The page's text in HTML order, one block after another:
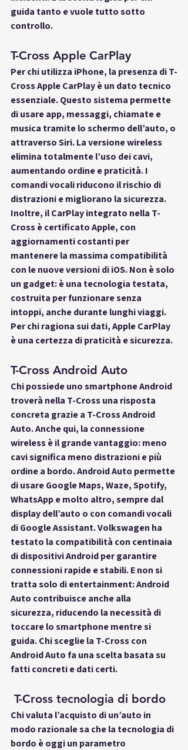
guida tanto e vuole tutto sotto
controllo.
T-Cross Apple CarPlay
Per chi utilizza iPhone, la presenza di T-
Cross Apple CarPlay è un dato tecnico
essenziale. Questo sistema permette
di usare app, messaggi, chiamate e
musica tramite lo schermo dell’auto, o
attraverso Siri. La versione wireless
elimina totalmente l’uso dei cavi,
aumentando ordine e praticità. I
comandi vocali riducono il rischio di
distrazioni e migliorano la sicurezza.
Inoltre, il CarPlay integrato nella T-
Cross è certificato Apple, con
aggiornamenti costanti per
mantenere la massima compatibilità
con le nuove versioni di iOS. Non è solo
un gadget: è una tecnologia testata,
costruita per funzionare senza
intoppi, anche durante lunghi viaggi.
Per chi ragiona sui dati, Apple CarPlay
è una certezza di praticità e sicurezza.
T-Cross Android Auto
Chi possiede uno smartphone Android
troverà nella T-Cross una risposta
concreta grazie a T-Cross Android
Auto. Anche qui, la connessione
wireless è il grande vantaggio: meno
cavi significa meno distrazioni e più
ordine a bordo. Android Auto permette
di usare Google Maps, Waze, Spotify,
WhatsApp e molto altro, sempre dal
display dell’auto o con comandi vocali
di Google Assistant. Volkswagen ha
testato la compatibilità con centinaia
di dispositivi Android per garantire
connessioni rapide e stabili. E non si
tratta solo di entertainment: Android
Auto contribuisce anche alla
sicurezza, riducendo la necessità di
toccare lo smartphone mentre si
guida. Chi sceglie la T-Cross con
Android Auto fa una scelta basata su
fatti concreti e dati certi.
T-Cross tecnologia di bordo
Chi valuta l’acquisto di un’auto in
modo razionale sa che la tecnologia di
bordo è oggi un parametro